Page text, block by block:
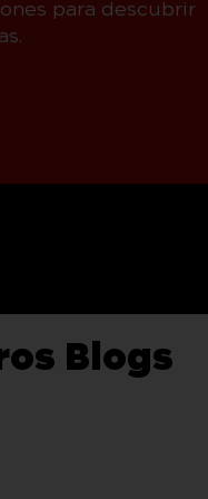
para descubrir
Blogs